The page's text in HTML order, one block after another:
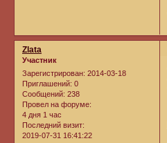
Zlata
Участник
Зарегистрирован: 2014-03-18
Приглашений: 0
Сообщений: 238
Провел на форуме:
4 дня 1 час
Последний визит:
2019-07-31 16:41:22